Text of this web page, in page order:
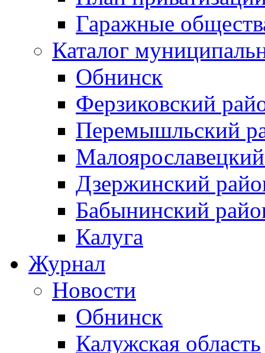
Гаражные
Каталог
Обнинск
Ферзиковский
Перемышльский
Дзержинский
Бабынинский
Калуга
Журнал
Новости
Обнинск
Калужская область